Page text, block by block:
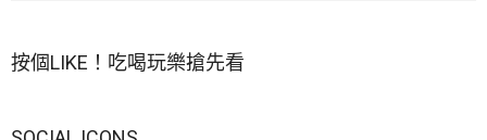
按個LIKE！吃喝玩樂搶先看